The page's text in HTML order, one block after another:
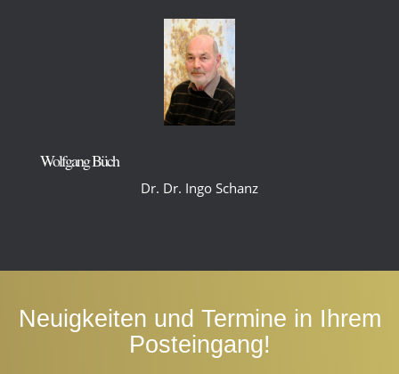
Wolfgang Büch
Dr. Dr. Ingo Schanz
Neuigkeiten und Termine in Ihrem
Posteingang!